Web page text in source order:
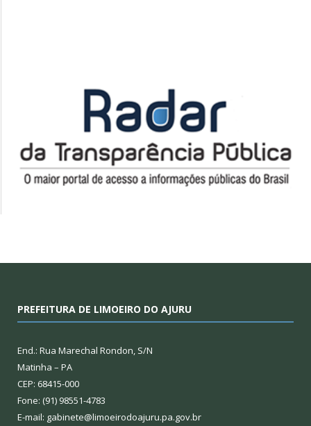
PREFEITURA DE LIMOEIRO DO AJURU
End.: Rua Marechal Rondon, S/N
Matinha – PA
CEP: 68415-000
Fone: (91) 98551-4783
E-mail: gabinete@limoeirodoajuru.pa.gov.br